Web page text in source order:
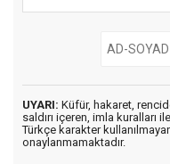
UYARI: Küfür, hakaret,
saldırı içeren, imla kuralları
Türkçe karakter
onaylanmamaktadır.